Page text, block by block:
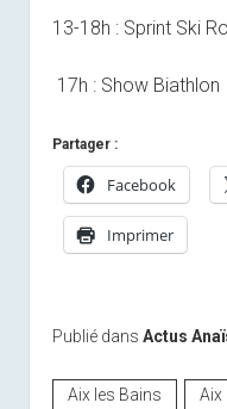
13-18h : Sprint Ski
17h : Show Biathlon
Partager :
Facebook
Imprimer
Publié dans Actus
Aix les Bains
Aix